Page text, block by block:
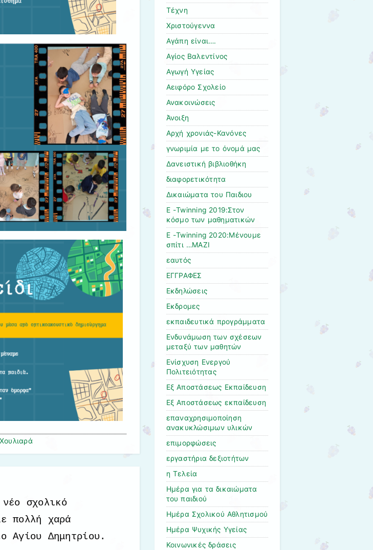
σχολικό
πολλή χαρά
Αγίου Δημητρίου.
Tέχνη
Xριστούγεννα
Αγάπη είναι….
Αγίος Βαλεντίνος
Αγωγή Υγείας
Αειφόρο Σχολείο
Ανακοινώσεις
Άνοιξη
Αρχή χρονιάς-Κανόνες
γνωριμία με το όνομά μας
Δανειστική βιβλιοθήκη
διαφορετικότητα
Δικαιώματα του Παιδιου
Ε -Twinning 2019:Στον
κόσμο των μαθηματικών
Ε -Twinning 2020:Μένουμε
σπίτι …ΜΑΖΙ
εαυτός
ΕΓΓΡΑΦΕΣ
Εκδηλώσεις
Εκδρομες
εκπαιδευτικά προγράμματα
Ενδυνάμωση των σχέσεων
μεταξύ των μαθητών
Ενίσχυση Ενεργού
Πολιτειότητας
Εξ Αποστάσεως Εκπαίδευση
Εξ Αποστάσεως εκπαίδευση
επαναχρησιμοποίηση
ανακυκλώσιμων υλικών
επιμορφώσεις
εργαστήρια δεξιοτήτων
η Τελεία
Ημέρα για τα δικαιώματα
του παιδιού
Ημέρα Σχολικού Αθλητισμού
Ημέρα Ψυχικής Υγείας
Κοινωνικές δράσεις